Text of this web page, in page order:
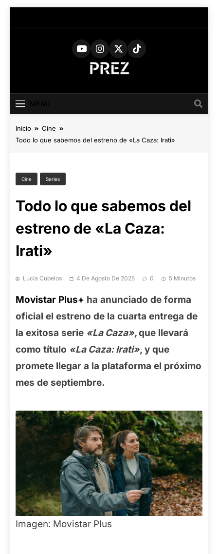
al
PREZ
MAGAZINE
Cultural
Inicio
Cine
Todo lo que sabemos del estreno de «La Caza: Irati»
Cine Series
Todo lo que sabemos del
estreno de «La Caza:
Irati»
Lucía Cubelos 4 De Agosto De 2025 0 5 Minutos
Movistar Plus+ ha anunciado de forma
oficial el estreno de la cuarta entrega de
la exitosa serie «La Caza»,que llevará
como título «La Caza: Irati», y que
promete llegar a la plataforma el próximo
mes de septiembre.
Imagen: Movistar Plus